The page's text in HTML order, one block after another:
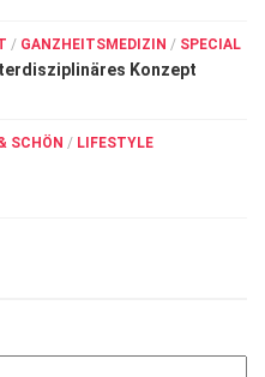
/ GANZHEITSMEDIZIN / SPECIAL
Konzept
SCHÖN / LIFESTYLE